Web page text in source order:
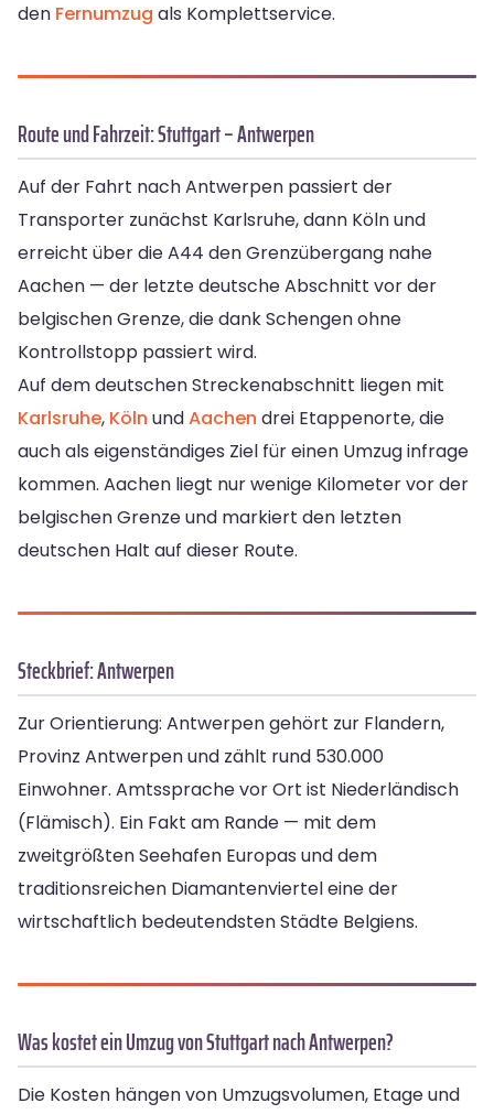
den Fernumzug als Komplettservice.
Route und Fahrzeit: Stuttgart – Antwerpen
Auf der Fahrt nach Antwerpen passiert der
Transporter zunächst Karlsruhe, dann Köln und
erreicht über die A44 den Grenzübergang nahe
Aachen — der letzte deutsche Abschnitt vor der
belgischen Grenze, die dank Schengen ohne
Kontrollstopp passiert wird.
Auf dem deutschen Streckenabschnitt liegen mit
Karlsruhe, Köln undAachen drei Etappenorte, die
auch als eigenständiges Ziel für einen Umzug infrage
kommen. Aachen liegt nur wenige Kilometer vor der
belgischen Grenze und markiert den letzten
deutschen Halt auf dieser Route.
Steckbrief: Antwerpen
Zur Orientierung: Antwerpen gehört zur Flandern,
Provinz Antwerpen und zählt rund 530.000
Einwohner. Amtssprache vor Ort ist Niederländisch
(Flämisch). Ein Fakt am Rande — mit dem
zweitgrößten Seehafen Europas und dem
traditionsreichen Diamantenviertel eine der
wirtschaftlich bedeutendsten Städte Belgiens.
Was kostet ein Umzug von Stuttgart nach Antwerpen?
Die Kosten hängen von Umzugsvolumen, Etage und